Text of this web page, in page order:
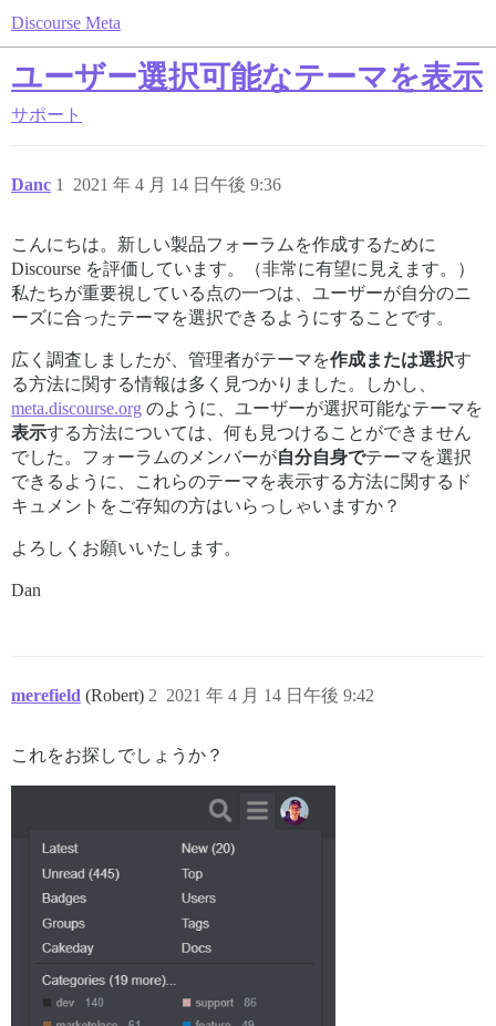
Discourse Meta
ユーザー選択可能なテーマを表示
サポート
Danc 2021 年 4 月 14 日午後 9:36
1
こんにちは。新しい製品フォーラムを作成するために
Discourse を評価しています。（非常に有望に見えます。）
私たちが重要視している点の一つは、ユーザーが自分のニ
ーズに合ったテーマを選択できるようにすることです。
広く調査しましたが、管理者がテーマを作成または選択す
る方法に関する情報は多く見つかりました。しかし、
meta.discourse.org のように、ユーザーが選択可能なテーマを
表示する方法については、何も見つけることができません
でした。フォーラムのメンバーが自分自身でテーマを選択
できるように、これらのテーマを表示する方法に関するド
キュメントをご存知の方はいらっしゃいますか？
よろしくお願いいたします。
Dan
merefield (Robert) 2021 年 4 月 14 日午後 9:42
2
これをお探しでしょうか？